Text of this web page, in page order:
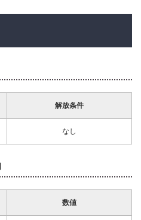
解放条件
なし
数値